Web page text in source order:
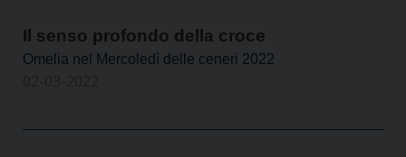
Il senso profondo della croce
Omelia nel Mercoledì delle ceneri 2022